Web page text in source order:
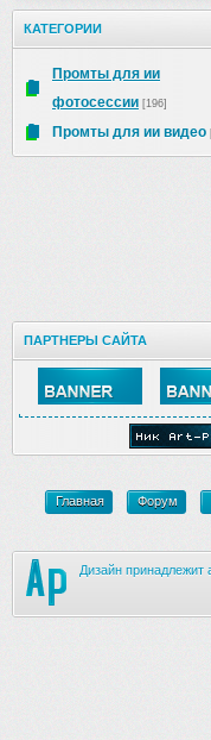
КАТЕГОРИИ
Промты для ии
фотосессии [196]
Промты для ии видео
ПАРТНЕРЫ САЙТА
Главная Форум
Дизайн принадлежит